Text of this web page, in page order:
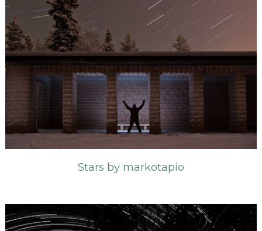
Stars by markotapio